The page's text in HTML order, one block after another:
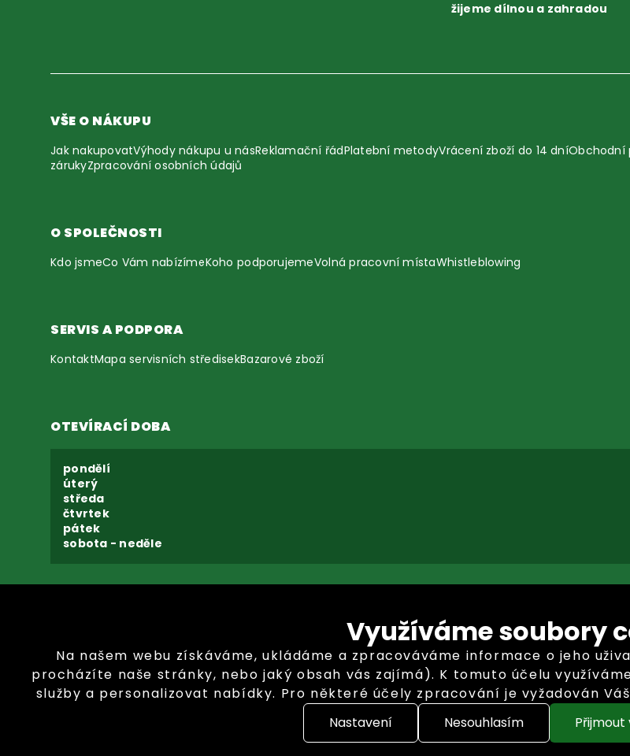
Využíváme soubory
Na našem webu získáváme, ukládáme a zpracováváme informace o jeho
procházíte naše stránky, nebo jaký obsah vás zajímá). K tomuto účelu
služby a personalizovat nabídky. Pro některé účely zpracování je vyžadován
svoje preference můžete v "Nastavení" , kde můžete
Nastavení Nesouhlasím
žijeme dílnou a zahradou
VŠE O NÁKUPU
Jak nakupovatVýhody nákupu u násReklamační řádPlatební metodyVrácení zboží do 14 dníObchodní
zárukyZpracování osobních údajů
O SPOLEČNOSTI
Kdo jsmeCo Vám nabízímeKoho podporujemeVolná pracovní místaWhistleblowing
SERVIS A PODPORA
KontaktMapa servisních středisekBazarové zboží
OTEVÍRACÍ DOBA
pondělí
úterý
středa
čtvrtek
pátek
sobota - neděle
Copyright © GARLAND distributor, s.r.o. 2026